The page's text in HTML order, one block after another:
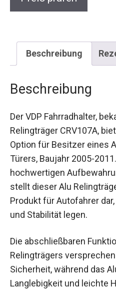
Beschreibung
Beschreibung
Der VDP Fahrradhalter,
Relingträger CRV107A,
Option für Besitzer eines
Türers, Baujahr 2005-
hochwertigen
stellt dieser Alu
Produkt für Autofahrer
und Stabilität legen.
Die abschließbaren
Relingträgers
Sicherheit, während das
Langlebigkeit und leichte